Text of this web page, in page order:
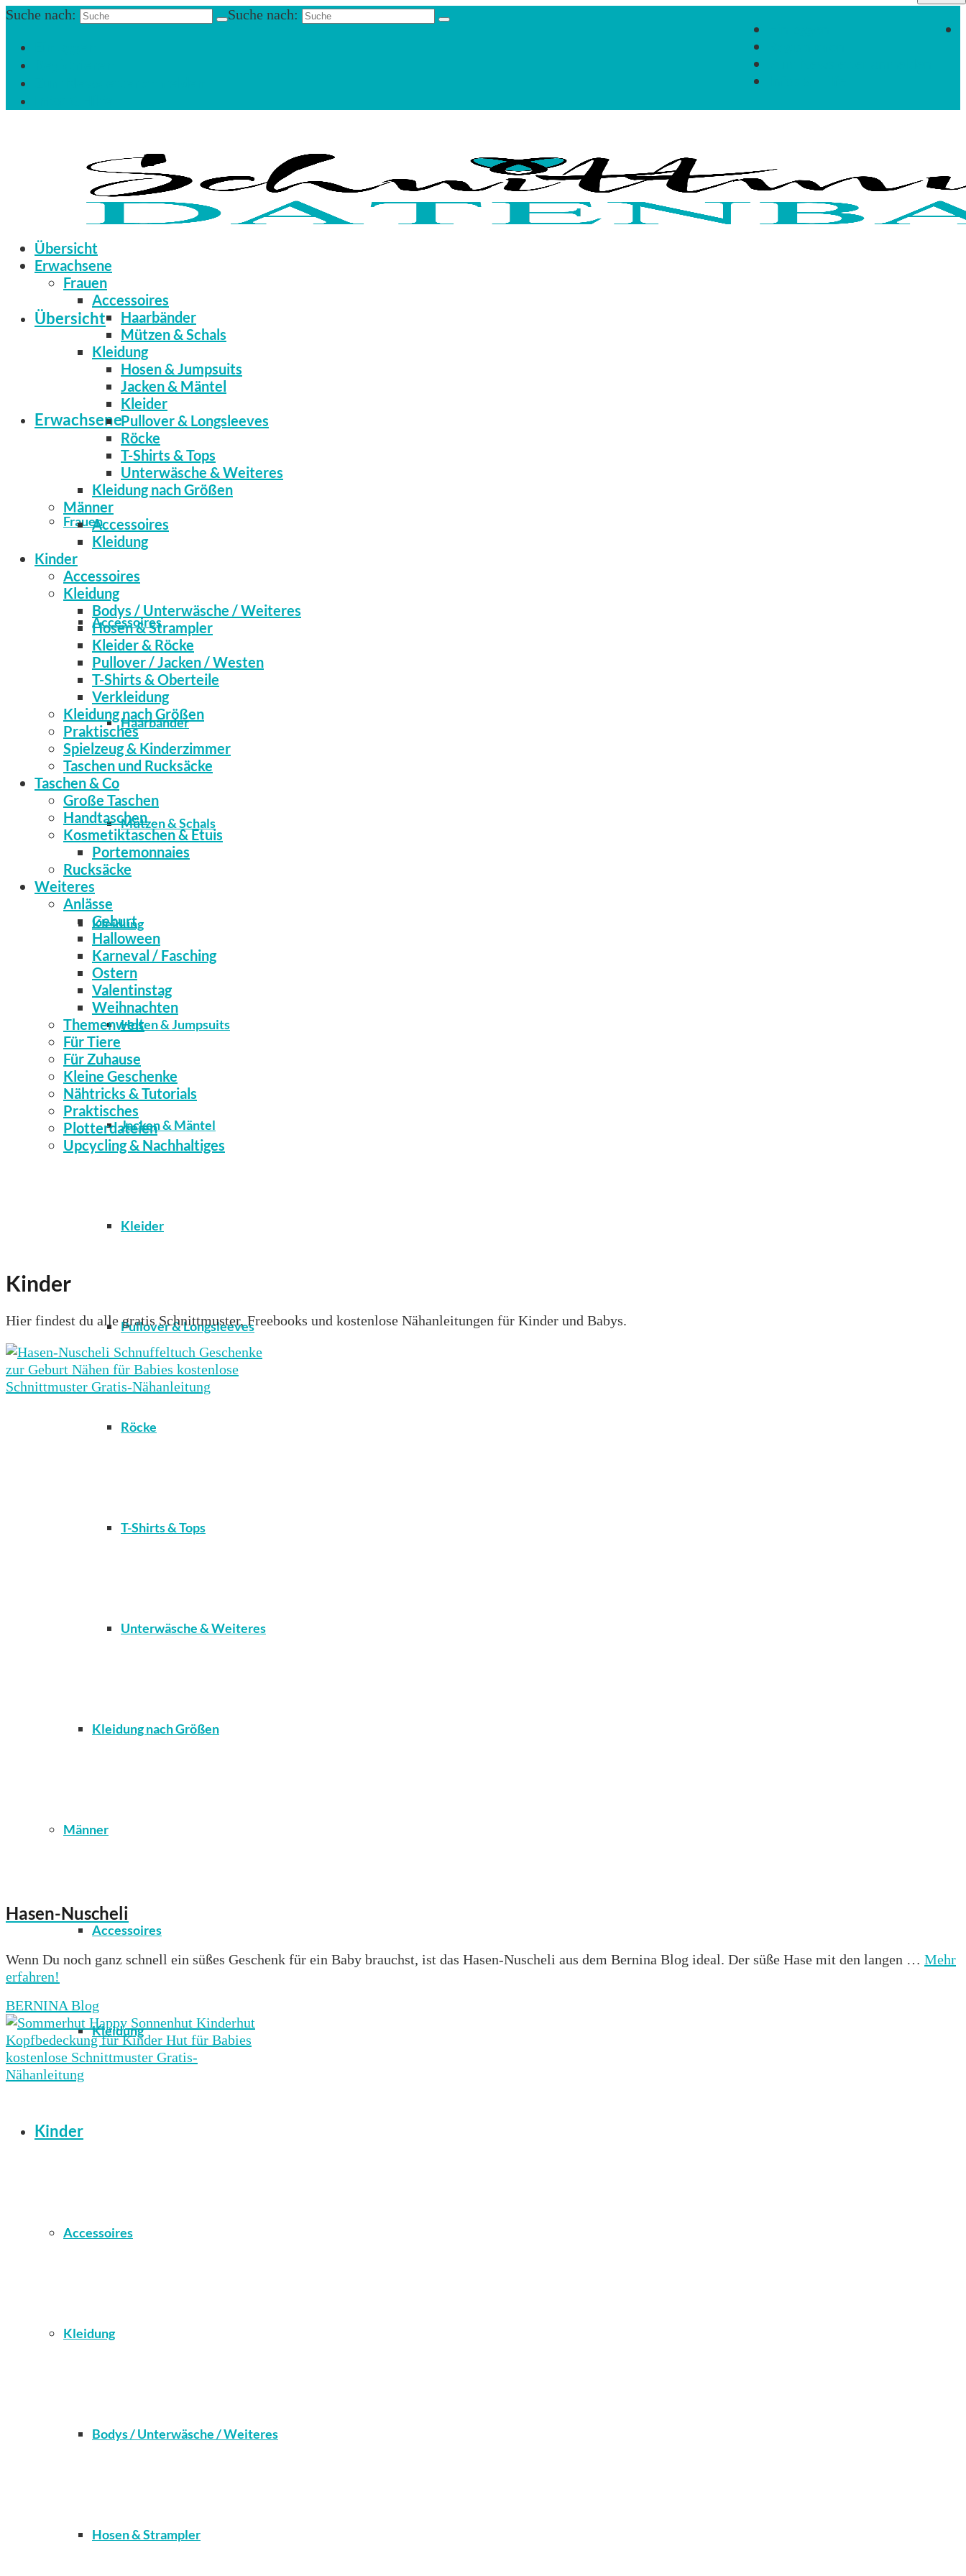
Suche nach: Suche nach:
Übersicht
Erwachsene
Frauen
Accessoires
Haarbänder
Mützen & Schals
Kleidung
Hosen & Jumpsuits
Jacken & Mäntel
Kleider
Pullover & Longsleeves
Röcke
T-Shirts & Tops
Unterwäsche & Weiteres
Kleidung nach Größen
Männer
Accessoires
Kleidung
Kinder
Accessoires
Kleidung
Bodys / Unterwäsche / Weiteres
Hosen & Strampler
Übersicht
Erwachsene
Frauen
Accessoires
Haarbänder
Mützen & Schals
Kleidung
Hosen & Jumpsuits
Jacken & Mäntel
Kleider
Pullover & Longsleeves
Röcke
T-Shirts & Tops
Unterwäsche & Weiteres
Kleidung nach Größen
Männer
Accessoires
Kleidung
Kinder
Accessoires
Kleidung
Bodys / Unterwäsche / Weiteres
Hosen & Strampler
Kleider & Röcke
Pullover / Jacken / Westen
T-Shirts & Oberteile
Verkleidung
Kleidung nach Größen
Praktisches
Spielzeug & Kinderzimmer
Taschen und Rucksäcke
Taschen & Co
Große Taschen
Handtaschen
Kosmetiktaschen & Etuis
Portemonnaies
Rucksäcke
Weiteres
Anlässe
Geburt
Halloween
Karneval / Fasching
Ostern
Valentinstag
Weihnachten
Themenwelt
Für Tiere
Für Zuhause
Kleine Geschenke
Nähtricks & Tutorials
Praktisches
Plotterdateien
Upcycling & Nachhaltiges
Kinder
Hier findest du alle gratis Schnittmuster, Freebooks und kostenlose Nähanleitungen für Kinder und Babys.
Hasen-Nuscheli
Wenn Du noch ganz schnell ein süßes Geschenk für ein Baby brauchst, ist das Hasen-Nuscheli aus dem Bernina Blog ideal. Der süße Hase mit den langen … Mehr
erfahren!
BERNINA Blog